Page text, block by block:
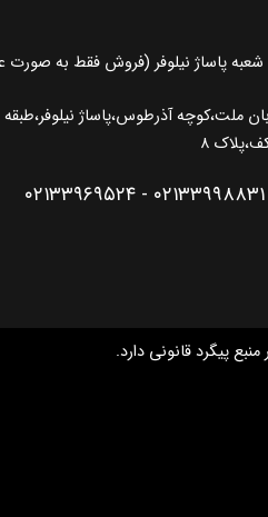
شعبه پاساژ نیلوفر (فروش فقط به صورت
ملت،کوچه آذرطوس،پاساژ نیلوفر،طبقه
۸
۰۲۱۳۳۹۹۸۸۳۱ - ۰۲۱۳۳۹۶۹۵۲۴
پیگرد قانونی دارد.